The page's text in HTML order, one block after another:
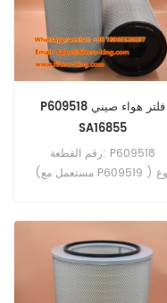
P609518 فلتر هواء صيني
SA16855
رقم القطعة: P609518
(مستعمل مع P609519 ) نوع